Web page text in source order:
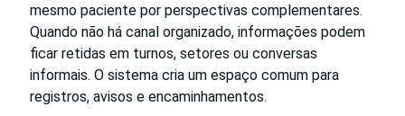
mesmo paciente por perspectivas complementares.
Quando não há canal organizado, informações podem
ficar retidas em turnos, setores ou conversas
informais. O sistema cria um espaço comum para
registros, avisos e encaminhamentos.